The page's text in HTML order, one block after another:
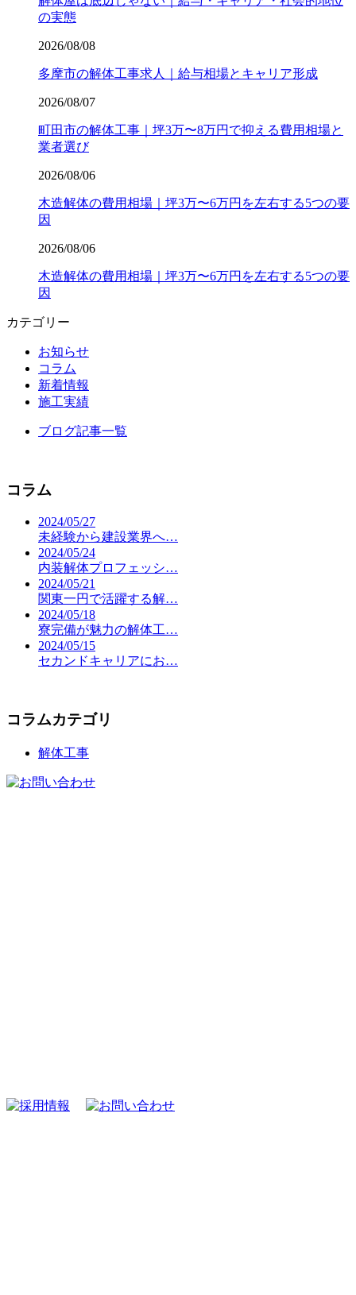
の実態
2026/08/08
多摩市の解体工事求人｜給与相場とキャリア形成
2026/08/07
町田市の解体工事｜坪3万〜8万円で抑える費用相場と
業者選び
2026/08/06
木造解体の費用相場｜坪3万〜6万円を左右する5つの要
因
2026/08/06
木造解体の費用相場｜坪3万〜6万円を左右する5つの要
因
カテゴリー
お知らせ
コラム
新着情報
施工実績
ブログ記事一覧
コラム
2024/05/27
未経験から建設業界へ…
2024/05/24
内装解体プロフェッシ…
2024/05/21
関東一円で活躍する解…
2024/05/18
寮完備が魅力の解体工…
2024/05/15
セカンドキャリアにお…
コラムカテゴリ
解体工事